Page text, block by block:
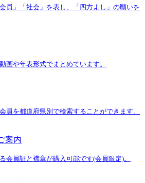
員」「社会」を表し、「四方よし」の願いを
画や年表形式でまとめています。
員を都道府県別で検索することができます。
案内
会員証と襟章が購入可能です(会員限定)。